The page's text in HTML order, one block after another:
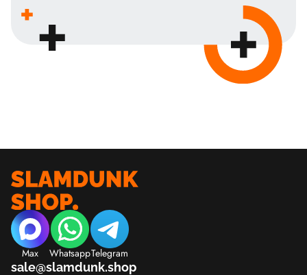
Max WhatsappTelegram
sale@slamdunk.shop